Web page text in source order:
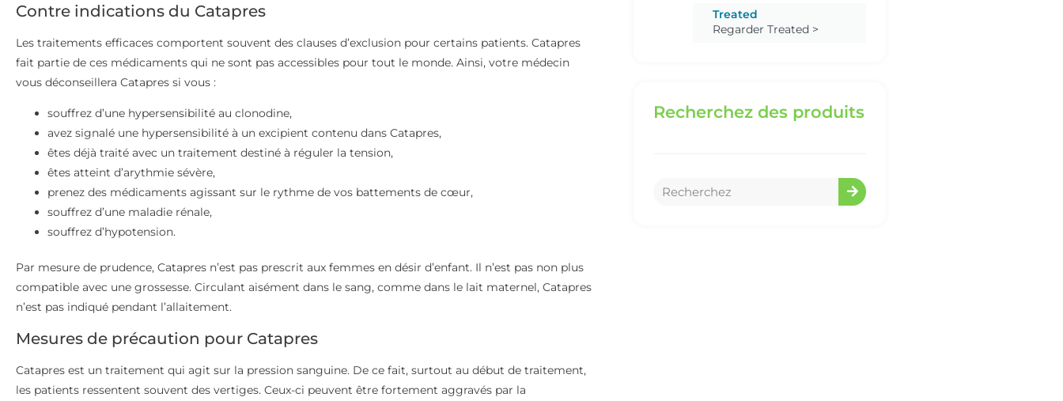
Contre indications du Catapres
Les traitements efficaces comportent souvent des clauses d’exclusion pour certains patients. Catapres
fait partie de ces médicaments qui ne sont pas accessibles pour tout le monde. Ainsi, votre médecin
vous déconseillera Catapres si vous :
souffrez d’une hypersensibilité au clonodine,
avez signalé une hypersensibilité à un excipient contenu dans Catapres,
êtes déjà traité avec un traitement destiné à réguler la tension,
êtes atteint d’arythmie sévère,
prenez des médicaments agissant sur le rythme de vos battements de cœur,
souffrez d’une maladie rénale,
souffrez d’hypotension.
Par mesure de prudence, Catapres n’est pas prescrit aux femmes en désir d’enfant. Il n’est pas non plus
compatible avec une grossesse. Circulant aisément dans le sang, comme dans le lait maternel, Catapres
n’est pas indiqué pendant l’allaitement.
Mesures de précaution pour Catapres
Catapres est un traitement qui agit sur la pression sanguine. De ce fait, surtout au début de traitement,
les patients ressentent souvent des vertiges. Ceux-ci peuvent être fortement aggravés par la
Treated
Regarder Treated >
Recherchez des produits